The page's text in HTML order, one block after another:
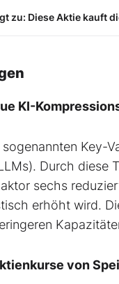
zu: Diese Aktie kauft
KI-
sogenannten
Durch diese
sechs
erhöht wird.
von